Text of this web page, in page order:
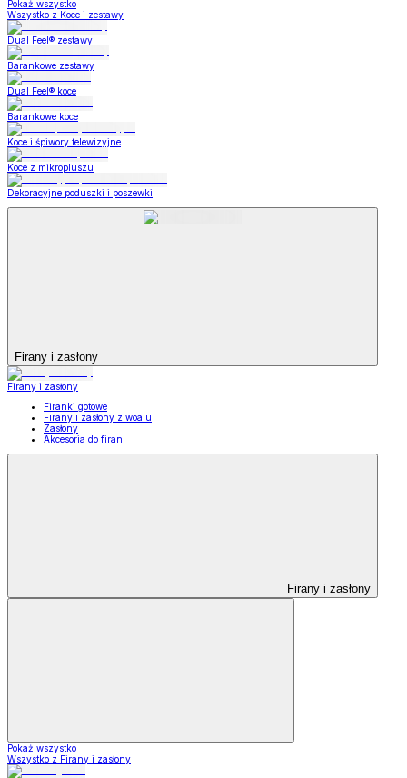
Pokaż wszystko
Wszystko z Koce i zestawy
Dual Feel® zestawy
Barankowe zestawy
Dual Feel® koce
Barankowe koce
Koce i śpiwory telewizyjne
Koce z mikropluszu
Dekoracyjne poduszki i poszewki
Firany i zasłony
Firany i zasłony
Firanki gotowe
Firany i zasłony z woalu
Zasłony
Akcesoria do firan
Firany i zasłony
Pokaż wszystko
Wszystko z Firany i zasłony